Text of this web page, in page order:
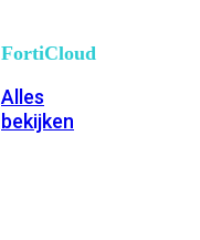
FortiCloud
Alles
bekijken